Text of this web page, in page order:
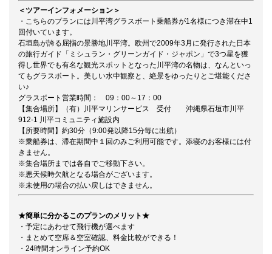
＜ツアーインフォメーション＞
・こちらのプランには川平湾グラスボート乗船券が1名様につき滞在中1
回付いています。
石垣島が誇る屈指の景勝地川平湾。欧州で2009年3月に発行された日本
の旅行ガイド「ミシュラン・グリーンガイド・ジャポン」で3つ星を獲
得し世界でも有名な観光スポットとなった川平湾の名物は、なんといっ
てもグラスボート。美しい水中観察と、絶景をゆったりとご堪能くださ
い♪
グラスボート営業時間： 09：00～17：00
【集合場所】（有）川平マリンサービス 受付 沖縄県石垣市川平
912-1 川平コミュニティ施設内
【所要時間】約30分（9:00発以降15分毎に出航）
※乗船券は、滞在期間中１回のみご利用可能です。添寝のお客様には付
きません。
※集合場所までは各自でご移動下さい。
※悪天候時欠航となる場合がございます。
※未使用の場合の払い戻しはできません。
★簡単に分かるこのプランのメリット★
・予定にあわせて飛行機が選べます
・まとめて空席＆空室確認、料金比較ができる！
・24時間オンライン予約OK